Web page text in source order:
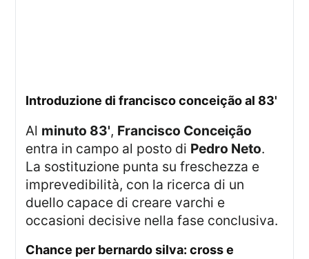
introduzione di francisco conceição al 83'
Al minuto 83', Francisco Conceição
entra in campo al posto di Pedro Neto.
La sostituzione punta su freschezza e
imprevedibilità, con la ricerca di un
duello capace di creare varchi e
occasioni decisive nella fase conclusiva.
chance per bernardo silva: cross e